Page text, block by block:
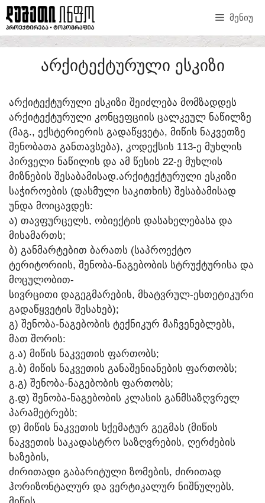
ᲛᲔᲜᲘᲣ
ᲐᲠᲥᲘᲢᲔᲥᲢᲣᲠᲣᲚᲘ ᲔᲡᲙᲘᲖᲘ
ᲐᲠᲥᲘᲢᲔᲥᲢᲣᲠᲣᲚᲘ ᲔᲡᲙᲘᲖᲘ ᲨᲔᲘᲫᲚᲔᲑᲐ ᲛᲝᲛᲖᲐᲓᲓᲔᲡ
ᲐᲠᲥᲘᲢᲔᲥᲢᲣᲠᲣᲚᲘ ᲙᲝᲜᲪᲔᲤᲪᲘᲘᲡ ᲪᲐᲚᲙᲔᲣᲚ ᲜᲐᲬᲘᲚᲖᲔ
(ᲛᲐᲒ., ᲔᲥᲡᲢᲔᲠᲘᲔᲠᲘᲡ ᲒᲐᲓᲐᲬᲧᲕᲔᲢᲐ, ᲛᲘᲬᲘᲡ ᲜᲐᲙᲕᲔᲗᲖᲔ
ᲨᲔᲜᲝᲑᲐᲗᲐ ᲒᲐᲜᲗᲐᲕᲡᲔᲑᲐ), ᲙᲝᲓᲔᲥᲡᲘᲡ 113-Ე ᲛᲣᲮᲚᲘᲡ
ᲞᲘᲠᲕᲔᲚᲘ ᲜᲐᲬᲘᲚᲘᲡ ᲓᲐ ᲐᲛ ᲬᲔᲡᲘᲡ 22-Ე ᲛᲣᲮᲚᲘᲡ
ᲛᲘᲖᲜᲔᲑᲘᲡ ᲨᲔᲡᲐᲑᲐᲛᲘᲡᲐᲓ.ᲐᲠᲥᲘᲢᲔᲥᲢᲣᲠᲣᲚᲘ ᲔᲡᲙᲘᲖᲘ
ᲡᲐᲭᲘᲠᲝᲔᲑᲘᲡ (ᲓᲐᲡᲛᲣᲚᲘ ᲡᲐᲙᲘᲗᲮᲘᲡ) ᲨᲔᲡᲐᲑᲐᲛᲘᲡᲐᲓ
ᲣᲜᲓᲐ ᲛᲝᲘᲪᲐᲕᲓᲔᲡ:
Ა) ᲗᲐᲕᲤᲣᲠᲪᲔᲚᲡ, ᲝᲑᲘᲔᲥᲢᲘᲡ ᲓᲐᲡᲐᲮᲔᲚᲔᲑᲐᲡᲐ ᲓᲐ
ᲛᲘᲡᲐᲛᲐᲠᲗᲡ;
Ბ) ᲒᲐᲜᲛᲐᲠᲢᲔᲑᲘᲗ ᲑᲐᲠᲐᲗᲡ (ᲡᲐᲞᲠᲝᲔᲥᲢᲝ
ᲢᲔᲠᲘᲢᲝᲠᲘᲘᲡ, ᲨᲔᲜᲝᲑᲐ-ᲜᲐᲒᲔᲑᲝᲑᲘᲡ ᲡᲢᲠᲣᲥᲢᲣᲠᲘᲡᲐ ᲓᲐ
ᲛᲝᲪᲣᲚᲝᲑᲘᲗ-
ᲡᲘᲕᲠᲪᲘᲗᲘ ᲓᲐᲒᲔᲒᲛᲐᲠᲔᲑᲘᲡ, ᲛᲮᲐᲢᲕᲠᲣᲚ-ᲔᲡᲗᲔᲢᲘᲙᲣᲠᲘ
ᲒᲐᲓᲐᲬᲧᲕᲔᲢᲘᲡ ᲨᲔᲡᲐᲮᲔᲑ);
Გ) ᲨᲔᲜᲝᲑᲐ-ᲜᲐᲒᲔᲑᲝᲑᲘᲡ ᲢᲔᲥᲜᲘᲙᲣᲠ ᲛᲐᲩᲕᲔᲜᲔᲑᲚᲔᲑᲡ,
ᲛᲐᲗ ᲨᲝᲠᲘᲡ:
Გ.Ა) ᲛᲘᲬᲘᲡ ᲜᲐᲙᲕᲔᲗᲘᲡ ᲤᲐᲠᲗᲝᲑᲡ;
Გ.Ბ) ᲛᲘᲬᲘᲡ ᲜᲐᲙᲕᲔᲗᲘᲡ ᲒᲐᲜᲐᲨᲔᲜᲘᲐᲜᲔᲑᲘᲡ ᲤᲐᲠᲗᲝᲑᲡ;
Გ.Გ) ᲨᲔᲜᲝᲑᲐ-ᲜᲐᲒᲔᲑᲝᲑᲘᲡ ᲤᲐᲠᲗᲝᲑᲡ;
Გ.Დ) ᲨᲔᲜᲝᲑᲐ-ᲜᲐᲒᲔᲑᲝᲑᲘᲡ ᲙᲚᲐᲡᲘᲡ ᲒᲐᲜᲛᲡᲐᲖᲦᲕᲠᲔᲚ
ᲞᲐᲠᲐᲛᲔᲢᲠᲔᲑᲡ;
Დ) ᲛᲘᲬᲘᲡ ᲜᲐᲙᲕᲔᲗᲘᲡ ᲡᲥᲔᲛᲐᲢᲣᲠ ᲒᲔᲒᲛᲐᲡ (ᲛᲘᲬᲘᲡ
ᲜᲐᲙᲕᲔᲗᲘᲡ ᲡᲐᲙᲐᲓᲐᲡᲢᲠᲝ ᲡᲐᲖᲦᲕᲠᲔᲑᲘᲡ, ᲦᲔᲠᲫᲔᲑᲘᲡ
ᲮᲐᲖᲔᲑᲘᲡ,
ᲫᲘᲠᲘᲗᲐᲓᲘ ᲒᲐᲑᲐᲠᲘᲢᲣᲚᲘ ᲖᲝᲛᲔᲑᲘᲡ, ᲫᲘᲠᲘᲗᲐᲓ
ᲰᲝᲠᲘᲖᲝᲜᲢᲐᲚᲣᲠ ᲓᲐ ᲕᲔᲠᲢᲘᲙᲐᲚᲣᲠ ᲜᲘᲨᲜᲣᲚᲔᲑᲡ,